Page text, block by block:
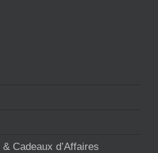
Cadeaux d’Affaires